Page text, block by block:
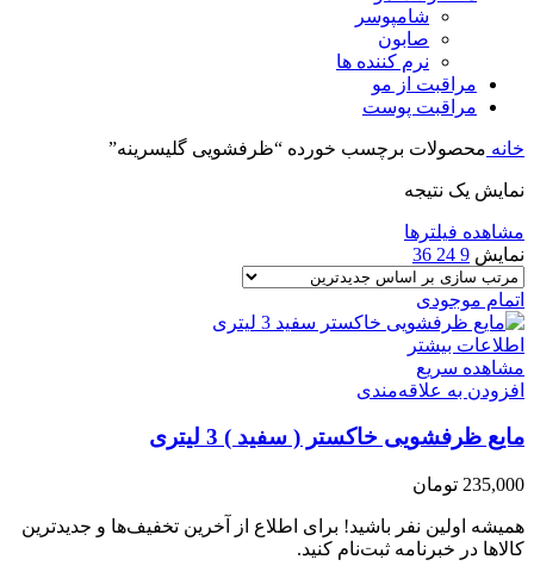
شامپوسر
صابون
نرم کننده ها
مراقبت از مو
مراقبت پوست
خانه محصولات برچسب خورده “ظرفشویی گلیسرینه”
نمایش یک نتیجه
مشاهده فیلترها
نمایش 9
24
36
اتمام موجودی
اطلاعات بیشتر
مشاهده سریع
افزودن به علاقه‌مندی
مایع ظرفشویی خاکستر ( سفید ) 3 لیتری
235,000 تومان
همیشه اولین نفر باشید! برای اطلاع از آخرین تخفیف‌ها و جدیدترین
کالاها در خبرنامه ثبت‌نام کنید.